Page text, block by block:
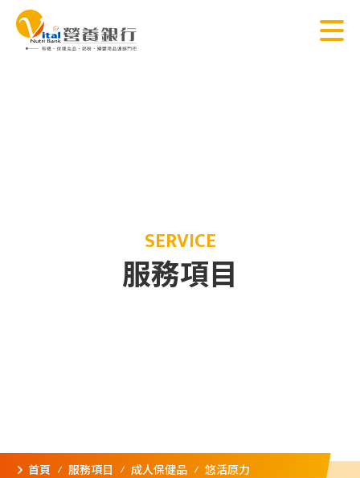
SERVICE
服務項目
首頁 服務項目 成人保健品 悠活原力